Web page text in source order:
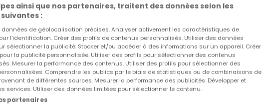
ainsi que nos partenaires, traitent des données selon les
:
données de géolocalisation précises. Analyser activement les caractéristiques de
l’identification. Créer des profils de contenus personnalisés. Utiliser des données
sélectionner la publicité. Stocker et/ou accéder à des informations sur un appareil. Créer
la publicité personnalisée. Utiliser des profils pour sélectionner des contenus
Mesurer la performance des contenus. Utiliser des profils pour sélectionner des
Comprendre les publics par le biais de statistiques ou de combinaisons de
de différentes sources. Mesurer la performance des publicités. Développer et
services. Utiliser des données limitées pour sélectionner le contenu.
partenaires